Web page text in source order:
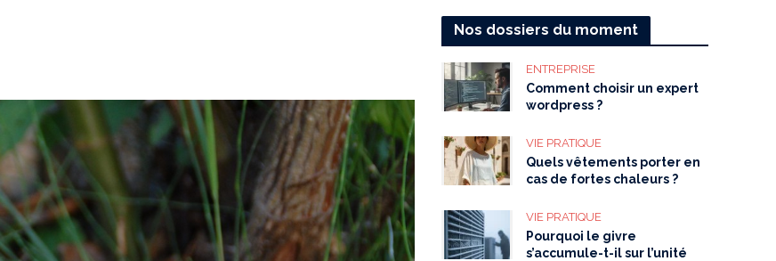
Nos dossiers du moment
ENTREPRISE
Comment choisir un expert
wordpress ?
VIE PRATIQUE
Quels vêtements porter en
cas de fortes chaleurs ?
VIE PRATIQUE
Pourquoi le givre
s’accumule-t-il sur l’unité